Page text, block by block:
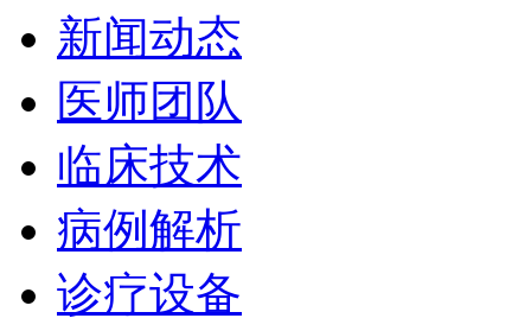
新闻动态
医师团队
临床技术
病例解析
诊疗设备